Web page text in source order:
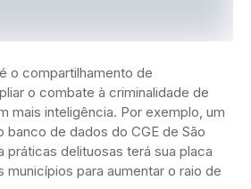
o compartilhamento de
o combate à criminalidade de
mais inteligência. Por exemplo, um
banco de dados do CGE de São
práticas delituosas terá sua placa
municípios para aumentar o raio de